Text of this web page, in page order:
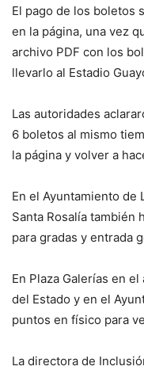
El pago de los boletos
en la página, una vez
archivo PDF con los
llevarlo al Estadio
Las autoridades
6 boletos al mismo
la página y volver a
En el Ayuntamiento de
Santa Rosalía también
para gradas y entrada
En Plaza Galerías en
del Estado y en el
puntos en físico para
La directora de